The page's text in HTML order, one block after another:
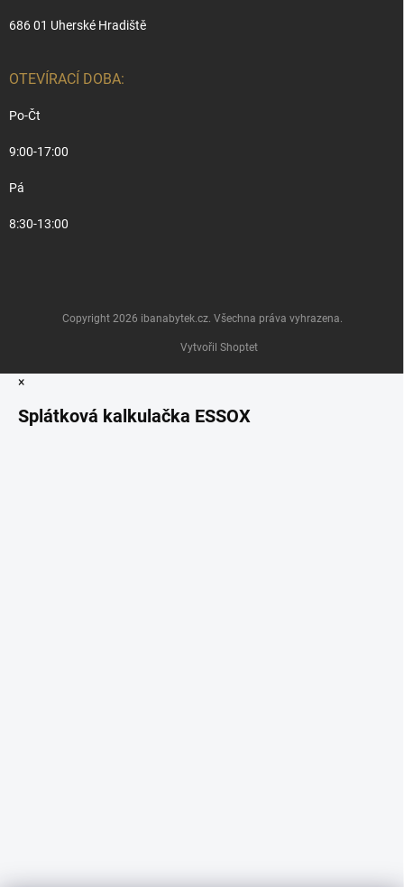
686 01 Uherské Hradiště
OTEVÍRACÍ DOBA:
Po-Čt
9:00-17:00
Pá
8:30-13:00
Vytvořil Shoptet
Copyright 2026 ibanabytek.cz. Všechna práva vyhrazena.
×
Splátková kalkulačka ESSOX